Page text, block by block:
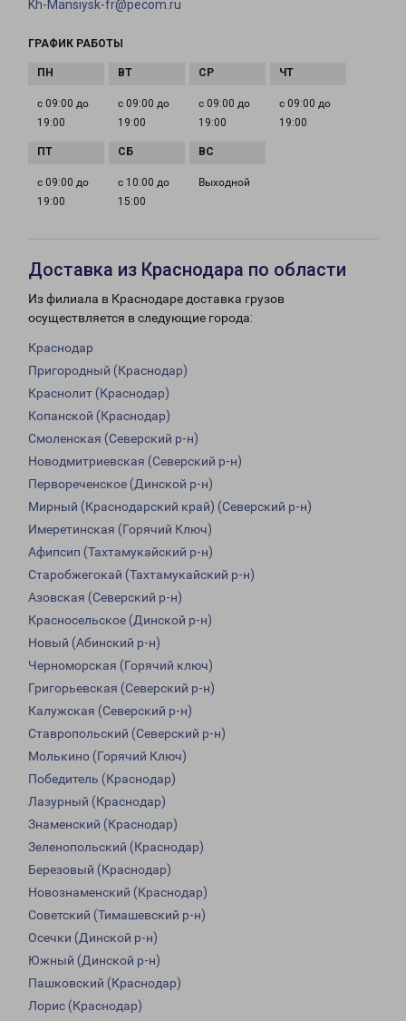
Kh-Mansiysk-fr@pecom.ru
ГРАФИК РАБОТЫ
с 09:00 до
19:00
с 09:00 до
19:00
с 09:00 до
19:00
с 09:00 до
19:00
с 09:00 до
19:00
с 10:00 до
15:00
Выходной
Доставка из Краснодара по области
Из филиала в Краснодаре доставка грузов
осуществляется в следующие города:
Краснодар
Пригородный (Краснодар)
Краснолит (Краснодар)
Копанской (Краснодар)
Смоленская (Северский р-н)
Новодмитриевская (Северский р-н)
Первореченское (Динской р-н)
Мирный (Краснодарский край) (Северский р-н)
Имеретинская (Горячий Ключ)
Афипсип (Тахтамукайский р-н)
Старобжегокай (Тахтамукайский р-н)
Азовская (Северский р-н)
Красносельское (Динской р-н)
Новый (Абинский р-н)
Черноморская (Горячий ключ)
Григорьевская (Северский р-н)
Калужская (Северский р-н)
Ставропольский (Северский р-н)
Молькино (Горячий Ключ)
Победитель (Краснодар)
Лазурный (Краснодар)
Знаменский (Краснодар)
Зеленопольский (Краснодар)
Березовый (Краснодар)
Новознаменский (Краснодар)
Советский (Тимашевский р-н)
Осечки (Динской р-н)
Южный (Динской р-н)
Пашковский (Краснодар)
Лорис (Краснодар)